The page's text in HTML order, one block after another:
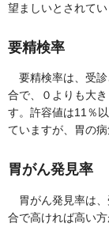
望ましいとされてい
要精検率
要精検率は、受診
合で、０よりも大
す。許容値は11％
ていますが、胃の
胃がん発見率
胃がん発見率は、
合で高ければ高い